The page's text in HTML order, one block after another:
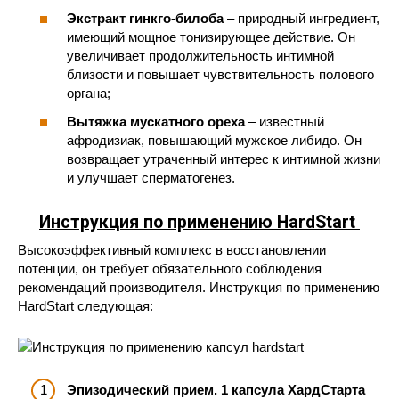
Экстракт гинкго-билоба– природный ингредиент,
имеющий мощное тонизирующее действие. Он
увеличивает продолжительность интимной
близости и повышает чувствительность полового
органа;
Вытяжка мускатного ореха– известный
афродизиак, повышающий мужское либидо. Он
возвращает утраченный интерес к интимной жизни
и улучшает сперматогенез.
Инструкция по применению HardStart
Высокоэффективный комплекс в восстановлении
потенции, он требует обязательного соблюдения
рекомендаций производителя. Инструкция по применению
HardStart следующая:
Эпизодический прием. 1 капсула ХардСтарта